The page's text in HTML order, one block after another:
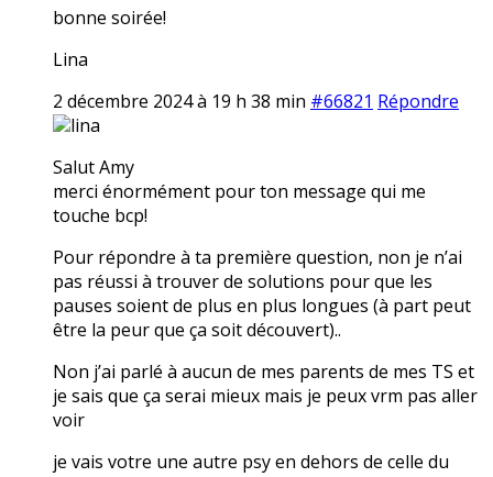
bonne soirée!
Lina
2 décembre 2024 à 19 h 38 min #66821 Répondre
lina
Salut Amy
merci énormément pour ton message qui me
touche bcp!
Pour répondre à ta première question, non je n’ai
pas réussi à trouver de solutions pour que les
pauses soient de plus en plus longues (à part peut
être la peur que ça soit découvert)..
Non j’ai parlé à aucun de mes parents de mes TS et
je sais que ça serai mieux mais je peux vrm pas aller
voir
je vais votre une autre psy en dehors de celle du